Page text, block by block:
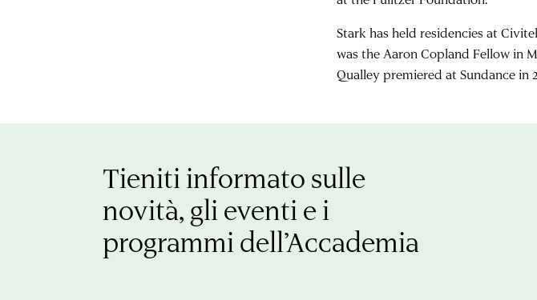
Stark has held residencies at
was the Aaron Copland Fellow in
Qualley premiered at Sundance in
Tieniti informato sulle
novità, gli eventi e i
programmi dell’Accademia